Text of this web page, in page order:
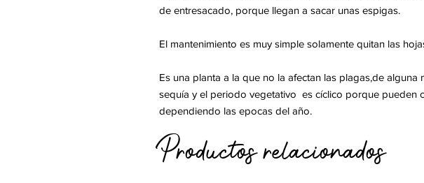
de entresacado, porque llegan a sacar unas espigas.
El mantenimiento es muy simple solamente quitan las
Es una planta a la que no la afectan las plagas,de alguna
sequía y el periodo vegetativo es cíclico porque pueden
dependiendo las epocas del año.
Productos relacionados